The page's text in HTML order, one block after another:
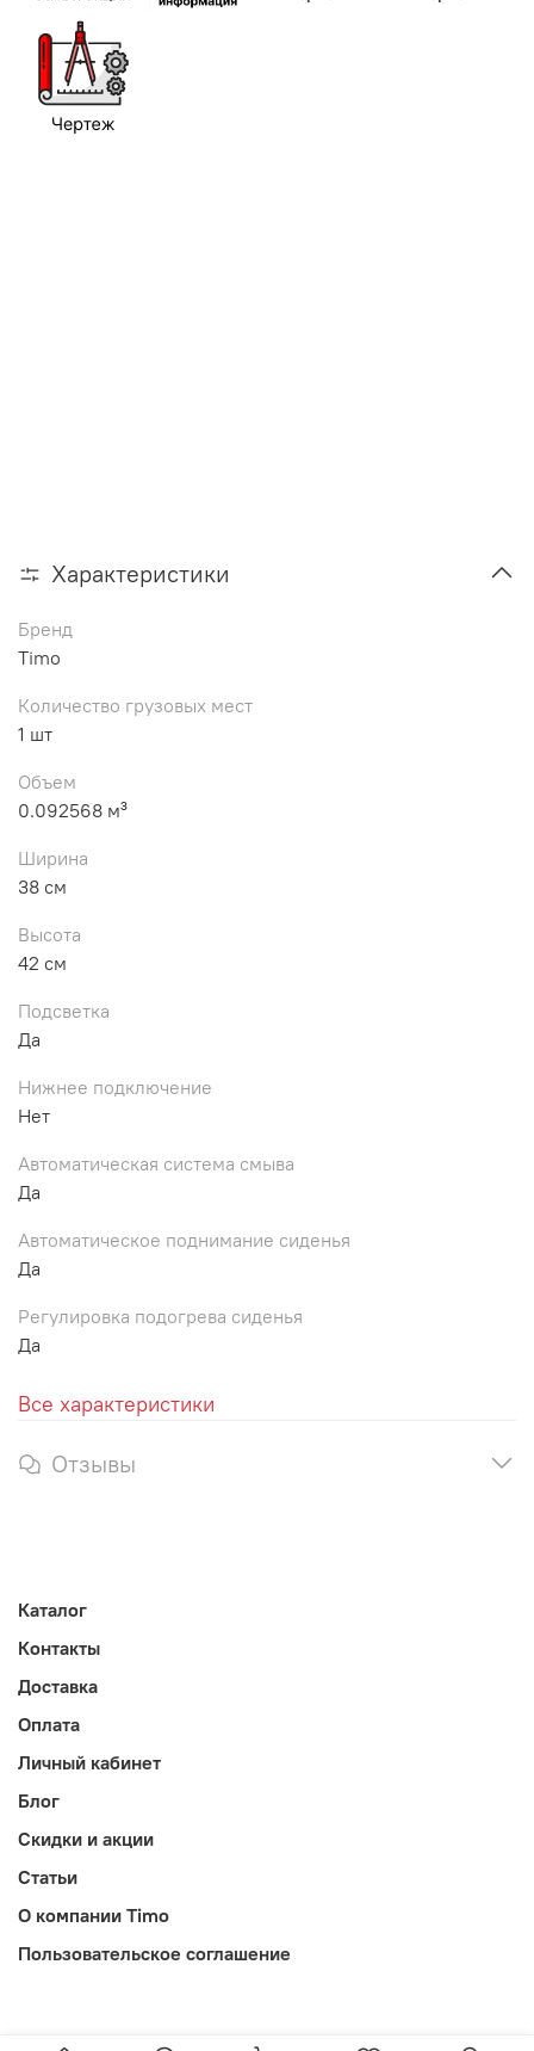
Характеристики
Бренд
Timo
Количество грузовых мест
1 шт
Объем
0.092568 м³
Ширина
38 см
Высота
42 см
Подсветка
Да
Нижнее подключение
Нет
Автоматическая система смыва
Да
Автоматическое поднимание сиденья
Да
Регулировка подогрева сиденья
Да
Все характеристики
Отзывы
Каталог
Контакты
Доставка
Оплата
Личный кабинет
Блог
Скидки и акции
Статьи
О компании Timo
Пользовательское соглашение